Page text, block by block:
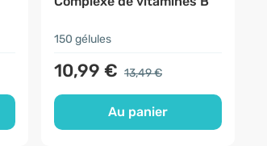
150 gélules
10,99 € 13,49 €
Au panier